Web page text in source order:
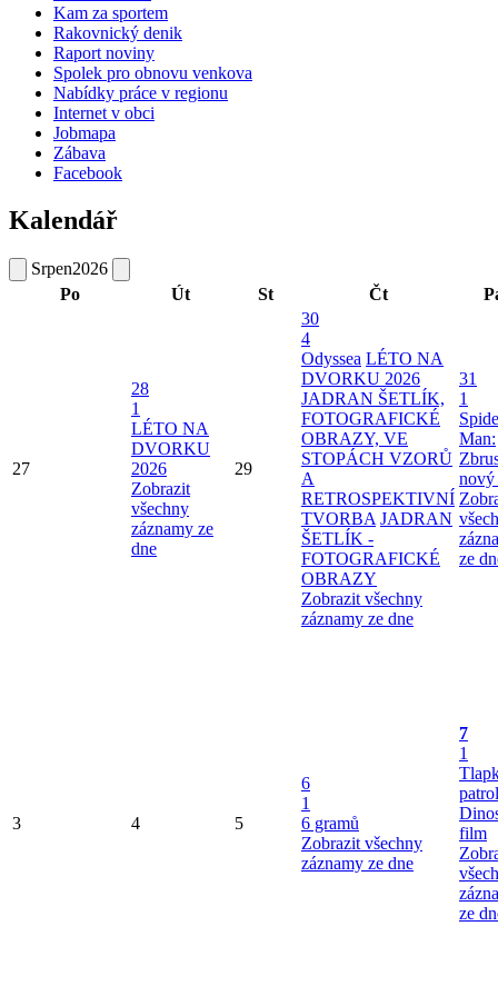
Kam za sportem
Rakovnický denik
Raport noviny
Spolek pro obnovu venkova
Nabídky práce v regionu
Internet v obci
Jobmapa
Zábava
Facebook
Kalendář
Srpen2026
Po
Út St Čt
27
28
1
LÉTO NA
DVORKU
2026
Zobrazit
všechny
záznamy ze
dne
29
30
4
Odyssea LÉTO NA
DVORKU 2026
JADRAN ŠETLÍK,
FOTOGRAFICKÉ
OBRAZY, VE
STOPÁCH VZORŮ
A
RETROSPEKTIVNÍ
TVORBA JADRAN
ŠETLÍK -
FOTOGRAFICKÉ
OBRAZY
Zobrazit všechny
záznamy ze dne
31
1
Man:
nový
ze
3 4 5
6
1
6 gramů
Zobrazit všechny
záznamy ze dne
7
1
film
ze